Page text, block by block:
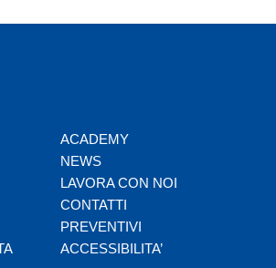
ACADEMY
NEWS
LAVORA CON NOI
CONTATTI
PREVENTIVI
ACCESSIBILITA’